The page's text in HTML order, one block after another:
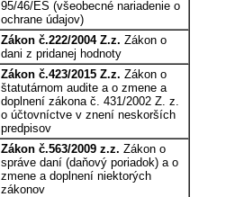
95/46/ES (všeobecné nariadenie o
ochrane údajov)
Zákon č.222/2004 Z.z. Zákon o
dani z pridanej hodnoty
Zákon č.423/2015 Z.z. Zákon o
štatutárnom audite a o zmene a
doplnení zákona č. 431/2002 Z. z.
o účtovníctve v znení neskorších
predpisov
Zákon č.563/2009 z.z. Zákon o
správe daní (daňový poriadok) a o
zmene a doplnení niektorých
zákonov